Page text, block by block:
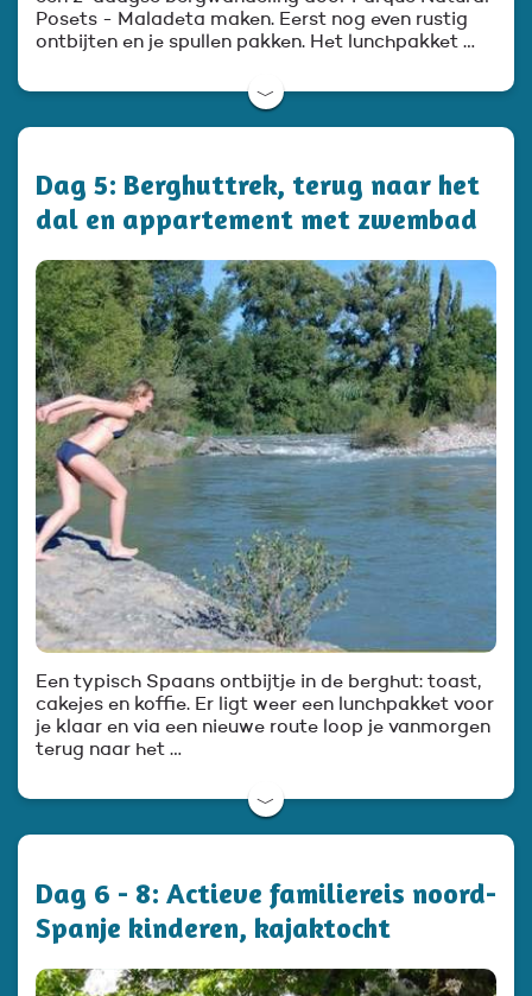
Posets - Maladeta maken. Eerst nog even rustig
ontbijten en je spullen pakken. Het lunchpakket …
﹀
Dag 5: Berghuttrek, terug naar het
dal en appartement met zwembad
Een typisch Spaans ontbijtje in de berghut: toast,
cakejes en koffie. Er ligt weer een lunchpakket voor
je klaar en via een nieuwe route loop je vanmorgen
terug naar het …
﹀
Dag 6 - 8: Actieve familiereis noord-
Spanje kinderen, kajaktocht